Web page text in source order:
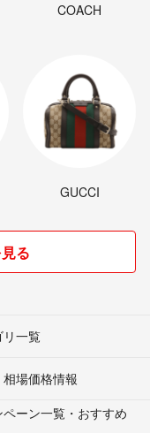
COACH
GUCCI
る
リ一覧
相場価格情報
ペーン一覧・おすすめ